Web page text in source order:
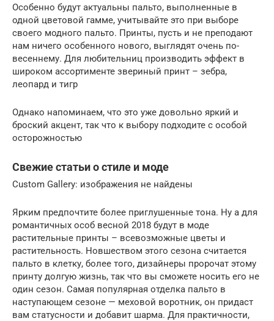
Особенно будут актуальны пальто, выполненные в
одной цветовой гамме, учитывайте это при выборе
своего модного пальто. Принты, пусть и не преподают
нам ничего особенного нового, выглядят очень по-
весеннему. Для любительниц производить эффект в
широком ассортименте звериный принт – зебра,
леопард и тигр
Однако напоминаем, что это уже довольно яркий и
броский акцент, так что к выбору подходите с особой
осторожностью
Свежие статьи о стиле и моде
Custom Gallery: изображения не найдены
Ярким предпочтите более приглушенные тона. Ну а для
романтичных особ весной 2018 будут в моде
растительные принты – всевозможные цветы и
растительность. Новшеством этого сезона считается
пальто в клетку, более того, дизайнеры пророчат этому
принту долгую жизнь, так что вы сможете носить его не
один сезон. Самая популярная отделка пальто в
наступающем сезоне — меховой воротник, он придаст
вам статусности и добавит шарма. Для практичности,